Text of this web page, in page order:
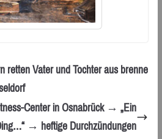
retten Vater und Tochter aus brenne
Center in Osnabrück → „Ein
→ heftige Durchzündungen